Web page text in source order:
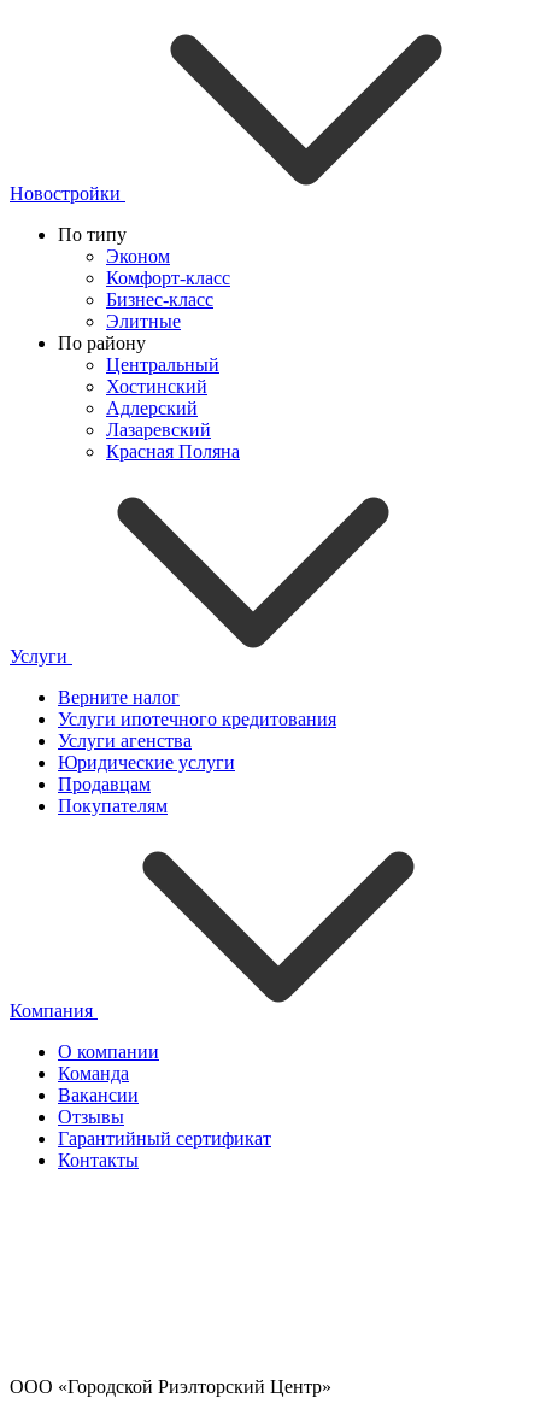
Новостройки
По типу
Эконом
Комфорт-класс
Бизнес-класс
Элитные
По району
Центральный
Хостинский
Адлерский
Лазаревский
Красная Поляна
Услуги
Верните налог
Услуги ипотечного кредитования
Услуги агенства
Юридические услуги
Продавцам
Покупателям
Компания
О компании
Команда
Вакансии
Отзывы
Гарантийный сертификат
Контакты
ООО «Городской Риэлторский Центр»